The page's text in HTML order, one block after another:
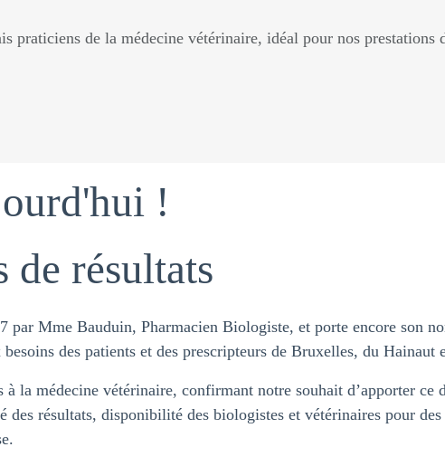
praticiens de la médecine vétérinaire, idéal pour nos prestations
!
de résultats
par Mme Bauduin, Pharmacien Biologiste, et porte encore son
des patients et des prescripteurs de Bruxelles, du Hainaut
à la médecine vétérinaire, confirmant notre souhait d’apporter ce
des résultats, disponibilité des biologistes et vétérinaires pour
Information fêtes de fin
Les 24 et 31 décembre, le laboratoire fermera exceptionnellement
Dès lors, le dernier appel pour une navette sera à 14h, et le